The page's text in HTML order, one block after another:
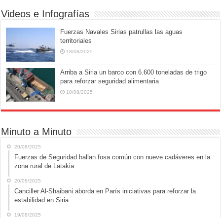
Videos e Infografías
Fuerzas Navales Sirias patrullas las aguas
territoriales
18/08/2025
Arriba a Siria un barco con 6.600 toneladas de trigo
para reforzar seguridad alimentaria
18/08/2025
Minuto a Minuto
20/08/2025
Fuerzas de Seguridad hallan fosa común con nueve cadáveres en la
zona rural de Latakia
20/08/2025
Canciller Al-Shaibani aborda en París iniciativas para reforzar la
estabilidad en Siria
19/08/2025